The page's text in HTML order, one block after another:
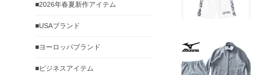
■2026年春夏新作アイテム
■USAブランド
■ヨーロッパブランド
■ビジネスアイテム